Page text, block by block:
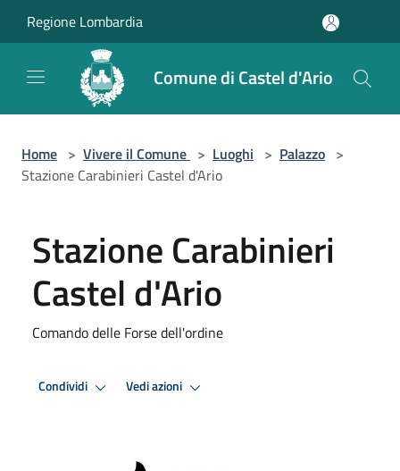
Regione Lombardia
Comune di Castel d'Ario
Home > Vivere il Comune > Luoghi > Palazzo >
Stazione Carabinieri Castel d'Ario
Stazione Carabinieri
Castel d'Ario
Comando delle Forse dell'ordine
Condividi Vedi azioni